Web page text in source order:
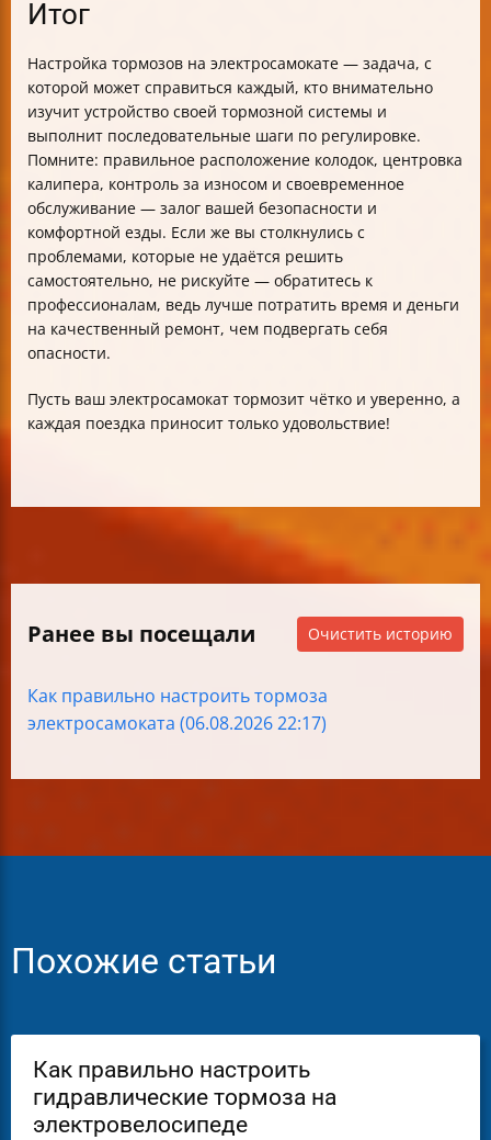
Итог
Настройка тормозов на электросамокате — задача, с
которой может справиться каждый, кто внимательно
изучит устройство своей тормозной системы и
выполнит последовательные шаги по регулировке.
Помните: правильное расположение колодок, центровка
калипера, контроль за износом и своевременное
обслуживание — залог вашей безопасности и
комфортной езды. Если же вы столкнулись с
проблемами, которые не удаётся решить
самостоятельно, не рискуйте — обратитесь к
профессионалам, ведь лучше потратить время и деньги
на качественный ремонт, чем подвергать себя
опасности.
Пусть ваш электросамокат тормозит чётко и уверенно, а
каждая поездка приносит только удовольствие!
Ранее вы посещали Очистить историю
Как правильно настроить тормоза
электросамоката (06.08.2026 22:17)
Похожие статьи
Как правильно настроить
гидравлические тормоза на
электровелосипеде